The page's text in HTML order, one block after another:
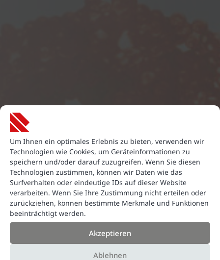
Um Ihnen ein optimales Erlebnis zu bieten, verwenden wir
Technologien wie Cookies, um Geräteinformationen zu
speichern und/oder darauf zuzugreifen. Wenn Sie diesen
Technologien zustimmen, können wir Daten wie das
Surfverhalten oder eindeutige IDs auf dieser Website
verarbeiten. Wenn Sie Ihre Zustimmung nicht erteilen oder
zurückziehen, können bestimmte Merkmale und Funktionen
beeinträchtigt werden.
Akzeptieren
Ablehnen